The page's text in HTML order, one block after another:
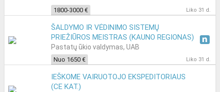
1800-3000 € Liko 31 d.
ŠALDYMO IR VĖDINIMO SISTEMŲ
PRIEŽIŪROS MEISTRAS (KAUNO REGIONAS)
Pastatų ūkio valdymas, UAB
Nuo 1650 € Liko 31 d.
IEŠKOME VAIRUOTOJO EKSPEDITORIAUS
(CE KAT.)